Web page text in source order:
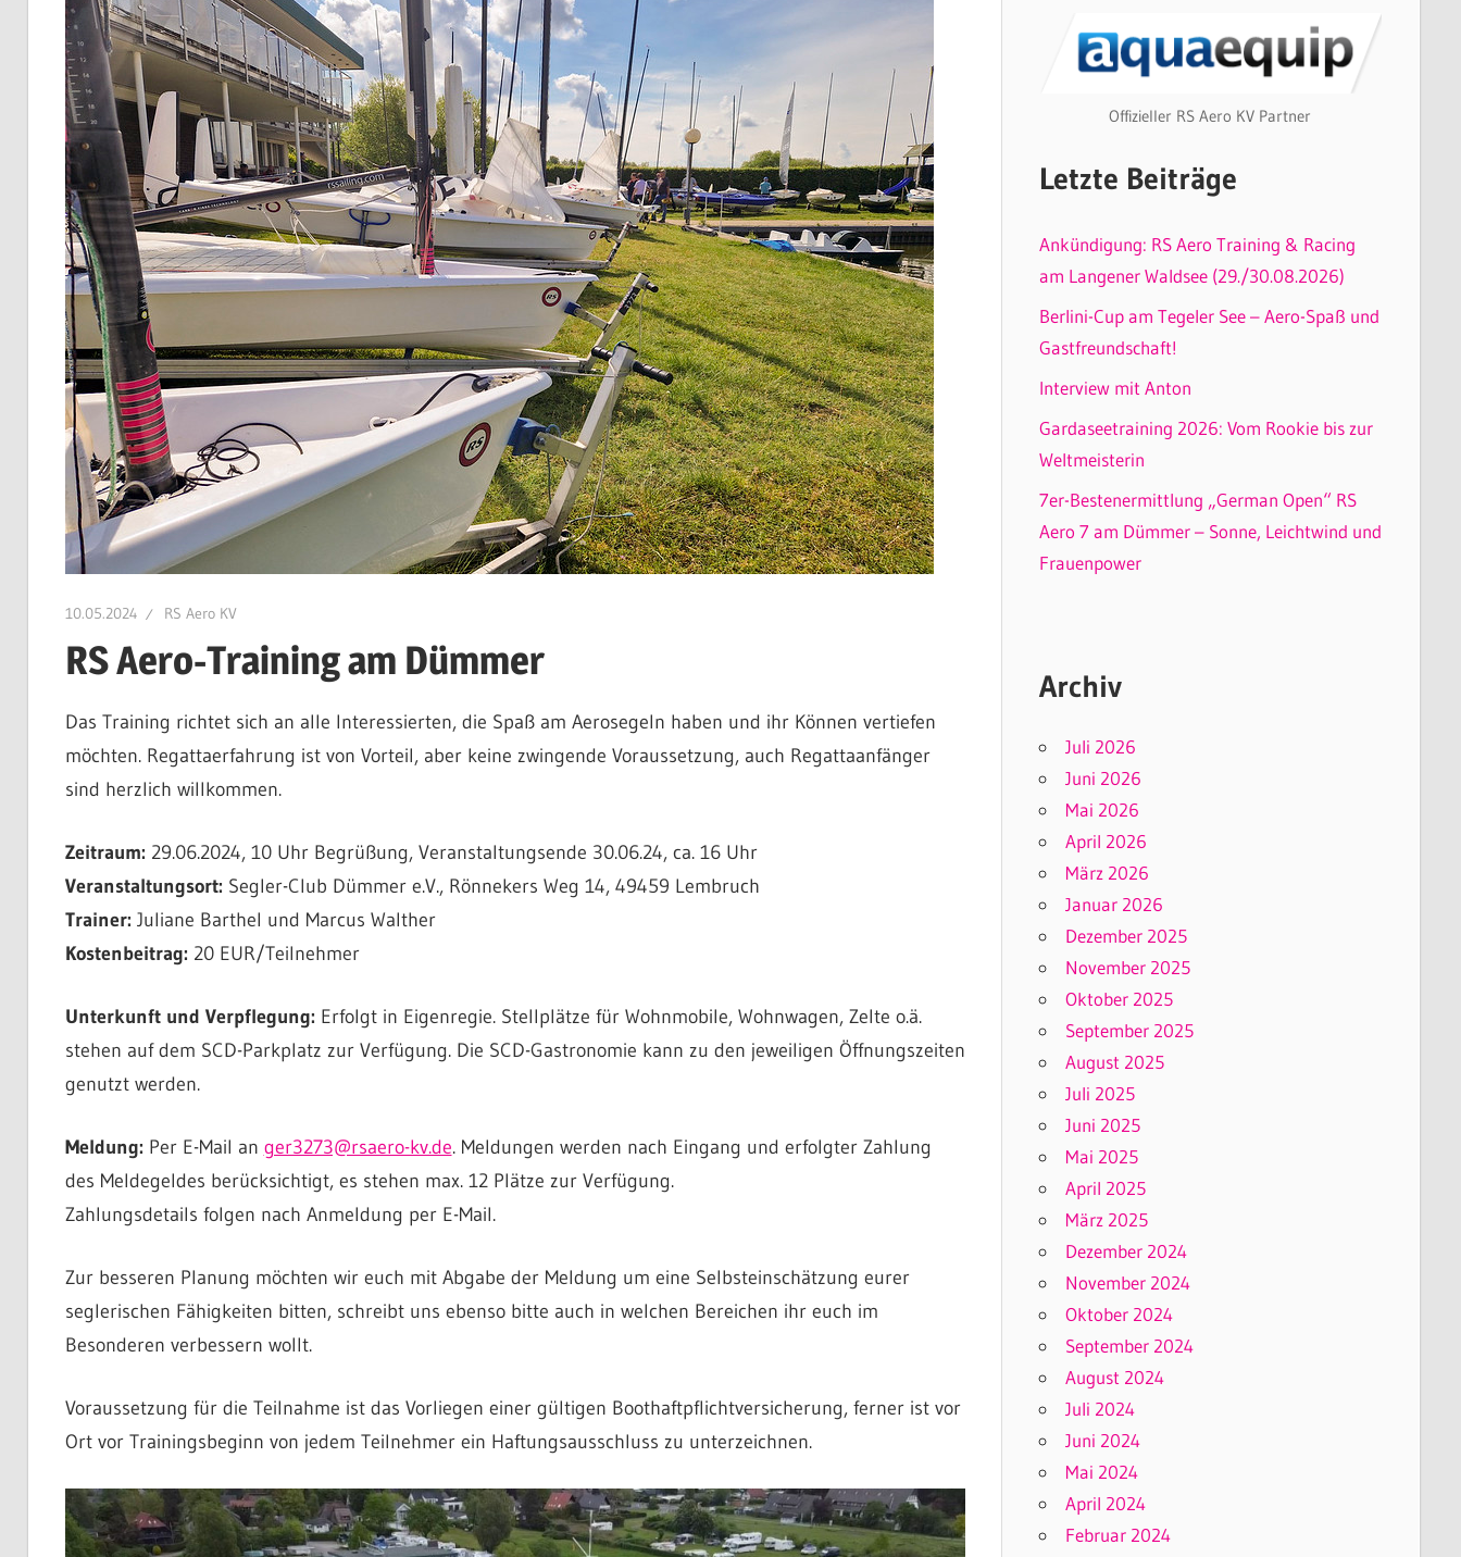
Aero
KV
e.V.
10.05.2024 RS Aero KV
RS Aero-Training am Dümmer
Das Training richtet sich an alle Interessierten, die Spaß am Aerosegeln haben und ihr Können vertiefen
möchten. Regattaerfahrung ist von Vorteil, aber keine zwingende Voraussetzung, auch Regattaanfänger
sind herzlich willkommen.
Zeitraum: 29.06.2024, 10 Uhr Begrüßung, Veranstaltungsende 30.06.24, ca. 16 Uhr
Veranstaltungsort: Segler-Club Dümmer e.V., Rönnekers Weg 14, 49459 Lembruch
Trainer: Juliane Barthel und Marcus Walther
Kostenbeitrag: 20 EUR/Teilnehmer
Unterkunft und Verpflegung: Erfolgt in Eigenregie. Stellplätze für Wohnmobile, Wohnwagen, Zelte o.ä.
stehen auf dem SCD-Parkplatz zur Verfügung. Die SCD-Gastronomie kann zu den jeweiligen Öffnungszeiten
genutzt werden.
Meldung: Per E-Mail an ger3273@rsaero-kv.de. Meldungen werden nach Eingang und erfolgter Zahlung
des Meldegeldes berücksichtigt, es stehen max. 12 Plätze zur Verfügung.
Zahlungsdetails folgen nach Anmeldung per E-Mail.
Zur besseren Planung möchten wir euch mit Abgabe der Meldung um eine Selbsteinschätzung eurer
seglerischen Fähigkeiten bitten, schreibt uns ebenso bitte auch in welchen Bereichen ihr euch im
Besonderen verbessern wollt.
Voraussetzung für die Teilnahme ist das Vorliegen einer gültigen Boothaftpflichtversicherung, ferner ist vor
Ort vor Trainingsbeginn von jedem Teilnehmer ein Haftungsausschluss zu unterzeichnen.
Offizieller RS Aero KV Partner
Letzte Beiträge
Ankündigung: RS Aero Training & Racing
am Langener Waldsee (29./30.08.2026)
Berlini-Cup am Tegeler See – Aero-Spaß und
Gastfreundschaft!
Interview mit Anton
Gardaseetraining 2026: Vom Rookie bis zur
Weltmeisterin
7er-Bestenermittlung „German Open“ RS
Aero 7 am Dümmer – Sonne, Leichtwind und
Frauenpower
Archiv
Juli 2026
Juni 2026
Mai 2026
April 2026
März 2026
Januar 2026
Dezember 2025
November 2025
Oktober 2025
September 2025
August 2025
Juli 2025
Juni 2025
Mai 2025
April 2025
März 2025
Dezember 2024
November 2024
Oktober 2024
September 2024
August 2024
Juli 2024
Juni 2024
Mai 2024
April 2024
Februar 2024